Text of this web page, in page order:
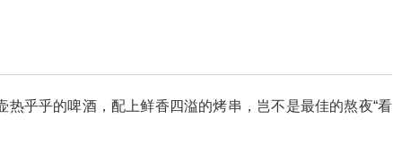
乎乎的啤酒，配上鲜香四溢的烤串，岂不是最佳的熬夜“看